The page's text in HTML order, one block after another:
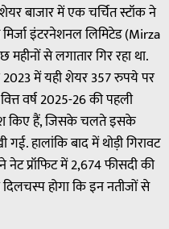
बाजार में एक चर्चित स्टॉक ने
इंटरनेशनल लिमिटेड (Mirza
से लगातार गिर रहा था.
में यही शेयर 357 रुपये पर
वर्ष 2025-26 की पहली
किए हैं, जिसके चलते इसके
हालांकि बाद में थोड़ी गिरावट
प्रॉफिट में 2,674 फीसदी की
होगा कि इन नतीजों से